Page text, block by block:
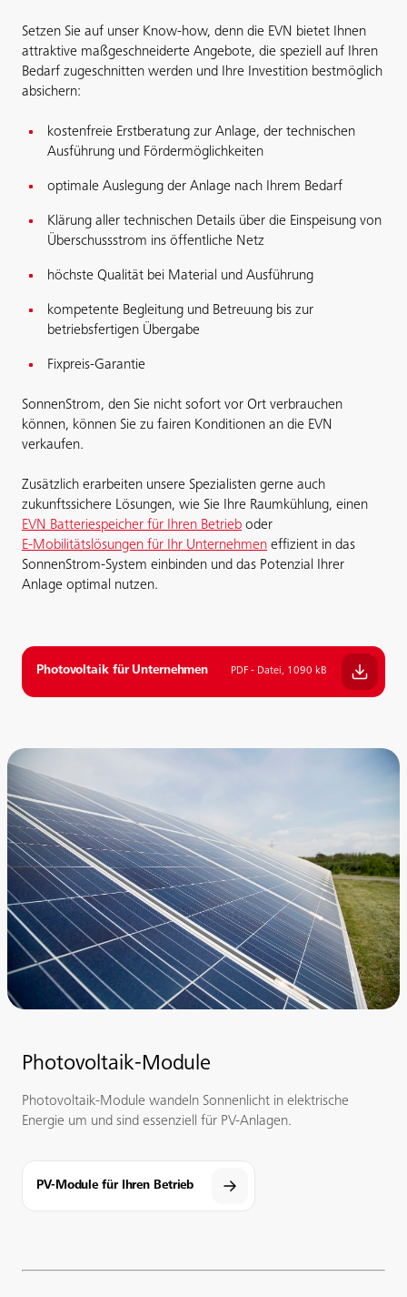
Setzen Sie auf unser Know-how, denn die EVN bietet Ihnen
attraktive maßgeschneiderte Angebote, die speziell auf Ihren
Bedarf zugeschnitten werden und Ihre Investition bestmöglich
absichern:
kostenfreie Erstberatung zur Anlage, der technischen
Ausführung und Fördermöglichkeiten
optimale Auslegung der Anlage nach Ihrem Bedarf
Klärung aller technischen Details über die Einspeisung von
Überschussstrom ins öffentliche Netz
höchste Qualität bei Material und Ausführung
kompetente Begleitung und Betreuung bis zur
betriebsfertigen Übergabe
Fixpreis-Garantie
SonnenStrom, den Sie nicht sofort vor Ort verbrauchen
können, können Sie zu fairen Konditionen an die EVN
verkaufen.
Zusätzlich erarbeiten unsere Spezialisten gerne auch
zukunftssichere Lösungen, wie Sie Ihre Raumkühlung, einen
EVN Batteriespeicher für Ihren Betrieb oder
E-Mobilitätslösungen für Ihr Unternehmen effizient in das
SonnenStrom-System einbinden und das Potenzial Ihrer
Anlage optimal nutzen.
Photovoltaik für Unternehmen PDF - Datei, 1090 kB
Photovoltaik-Module
Photovoltaik-Module wandeln Sonnenlicht in elektrische
Energie um und sind essenziell für PV-Anlagen.
PV-Module für Ihren Betrieb